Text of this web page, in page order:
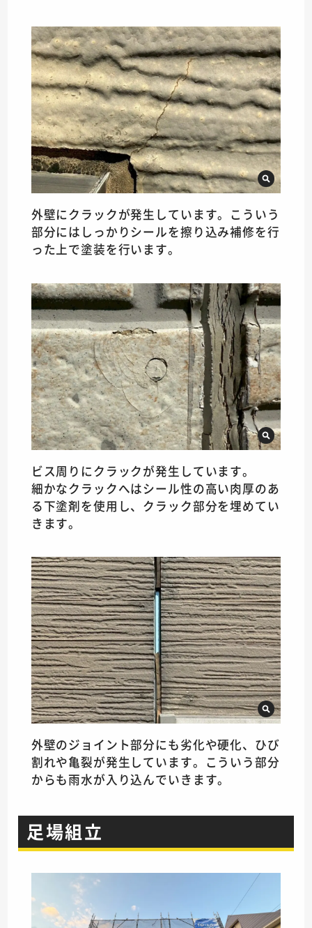
外壁にクラックが発生しています。こういう
部分にはしっかりシールを擦り込み補修を行
った上で塗装を行います。
ビス周りにクラックが発生しています。
細かなクラックへはシール性の高い肉厚のあ
る下塗剤を使用し、クラック部分を埋めてい
きます。
外壁のジョイント部分にも劣化や硬化、ひび
割れや亀裂が発生しています。こういう部分
からも雨水が入り込んでいきます。
足場組立